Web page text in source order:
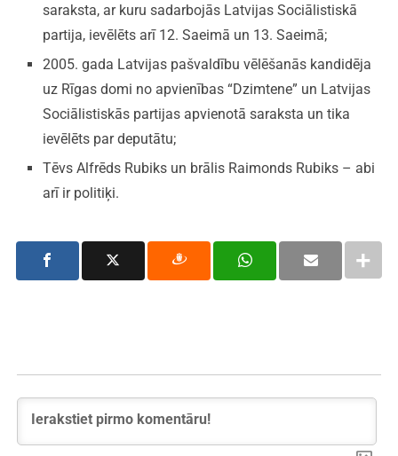
saraksta, ar kuru sadarbojās Latvijas Sociālistiskā
partija, ievēlēts arī 12. Saeimā un 13. Saeimā;
2005. gada Latvijas pašvaldību vēlēšanās kandidēja
uz Rīgas domi no apvienības “Dzimtene” un Latvijas
Sociālistiskās partijas apvienotā saraksta un tika
ievēlēts par deputātu;
Tēvs Alfrēds Rubiks un brālis Raimonds Rubiks – abi
arī ir politiķi.